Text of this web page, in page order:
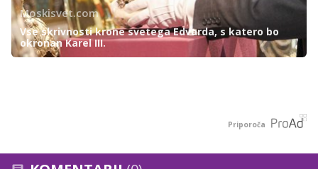
Moskisvet.com
Vse skrivnosti krone svetega Edvarda, s katero bo
okronan Karel III.
Priporoča